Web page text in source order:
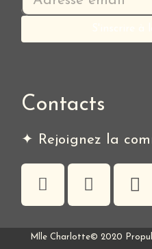
Contacts
✦ Rejoignez la
Mlle Charlotte© 2020